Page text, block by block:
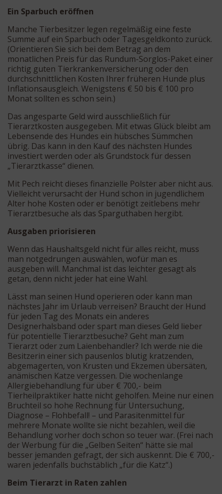
Ein Sparbuch eröffnen
Manche Tierbesitzer legen regelmäßig eine feste
Summe auf ein Sparbuch oder Tagesgeldkonto zurück.
(Orientieren Sie sich bei dem Betrag an dem
monatlichen Preis für das Rundum-Sorglos-Paket einer
richtig guten Tierkrankenversicherung oder den
durchschnittlichen Kosten Ihrer früheren Hunde plus
Inflationsausgleich. Wenigstens € 50 bis € 100 pro
Monat sollten es schon sein.)
Das angesparte Geld wird ausschließlich für
Tierarztkosten ausgegeben. Mit etwas Glück bleibt am
Lebensende des Hundes ein hübsches Sümmchen
übrig. Das kann in den Kauf des nächsten Hundes
investiert werden oder als Grundstock für dessen
„Tierarztkasse“ dienen.
Mit Pech reicht dieses finanzielle Polster aber nicht aus.
Vielleicht verursacht der Hund schon in jugendlichem
Alter hohe Kosten oder er benötigt zeitlebens mehr
Tierarztbesuche als das Sparguthaben hergibt.
Ausgaben priorisieren
Wenn das Haushaltsgeld nicht für alles reicht, muss
man notgedrungen auswählen, wofür man es
ausgeben will. Manchmal ist das leichter gesagt als
getan, denn nicht jeder hat eine Wahl.
Lässt man seinen Hund operieren oder kann man
nächstes Jahr im Urlaub verreisen? Braucht der Hund
für jeden Tag des Monats ein anderes
Designerhalsband oder spart man dieses Geld lieber
für potentielle Tierarztbesuche? Geht man zum
Tierarzt oder zum Laienbehandler? Ich werde nie die
Besitzerin einer sich pausenlos blutig kratzenden,
abgemagerten, von Krusten und Ekzemen übersäten,
anämischen Katze vergessen. Die wochenlange
Allergiebehandlung für über € 700,- beim
Tierheilpraktiker hatte nicht geholfen. Meine nur einen
Bruchteil so hohe Rechnung für Untersuchung,
Diagnose – Flohbefall! – und Parasitenmittel für
mehrere Monate wollte sie nicht bezahlen, weil die
Behandlung vorher doch schon so teuer war. (Frei nach
der Werbung für die „Gelben Seiten“ hätte sie mal
besser jemanden gefragt, der sich auskennt. Die € 700,-
waren jedenfalls buchstäblich „für die Katz“.)
Beim Tierarzt in Raten zahlen